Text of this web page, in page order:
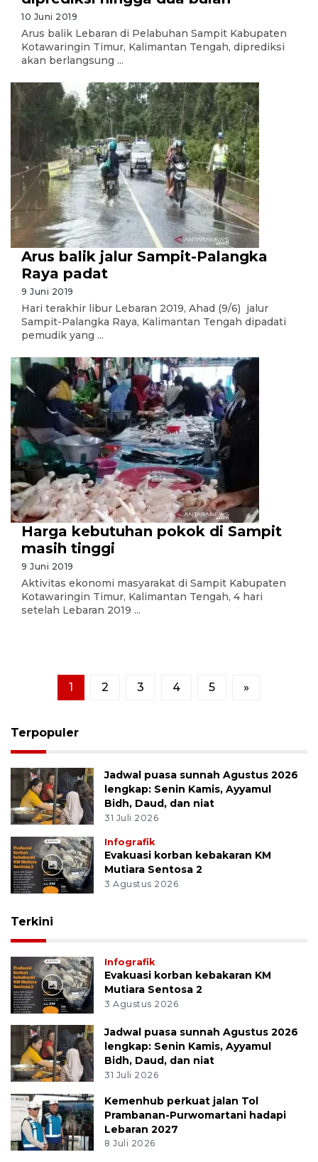
10 Juni 2019
Arus balik Lebaran di Pelabuhan Sampit Kabupaten
Kotawaringin Timur, Kalimantan Tengah, diprediksi
akan berlangsung ...
Arus balik jalur Sampit-Palangka
Raya padat
9 Juni 2019
Hari terakhir libur Lebaran 2019, Ahad (9/6) jalur
Sampit-Palangka Raya, Kalimantan Tengah dipadati
pemudik yang ...
Harga kebutuhan pokok di Sampit
masih tinggi
9 Juni 2019
Aktivitas ekonomi masyarakat di Sampit Kabupaten
Kotawaringin Timur, Kalimantan Tengah, 4 hari
setelah Lebaran 2019 ...
1 2 3 4 5 »
Terpopuler
Jadwal puasa sunnah Agustus 2026
lengkap: Senin Kamis, Ayyamul
Bidh, Daud, dan niat
31 Juli 2026
Infografik
Evakuasi korban kebakaran KM
Mutiara Sentosa 2
3 Agustus 2026
Terkini
Infografik
Evakuasi korban kebakaran KM
Mutiara Sentosa 2
3 Agustus 2026
Jadwal puasa sunnah Agustus 2026
lengkap: Senin Kamis, Ayyamul
Bidh, Daud, dan niat
31 Juli 2026
Kemenhub perkuat jalan Tol
Prambanan-Purwomartani hadapi
Lebaran 2027
8 Juli 2026